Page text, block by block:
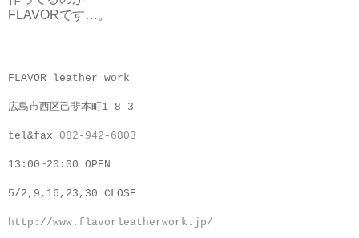
FLAVORです…。
FLAVOR leather work
広島市西区己斐本町1-8-3
tel&fax 082-942-6803
13:00~20:00 OPEN
5/2,9,16,23,30 CLOSE
http://www.flavorleatherwork.jp/